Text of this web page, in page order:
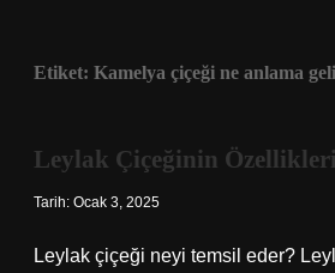
Etiket: Kamelya çiçeği ne anlama
Leylak Çiçeğinin
Tarih: Ocak 3, 2025
Leylak çiçeği neyi temsil eder?